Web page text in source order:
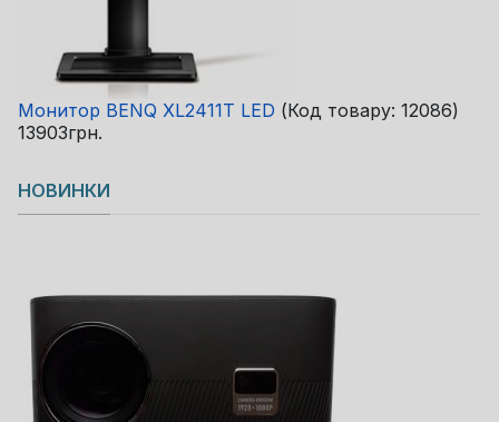
Монитор BENQ XL2411T LED (Код товару: 12086)
13903грн.
НОВИНКИ